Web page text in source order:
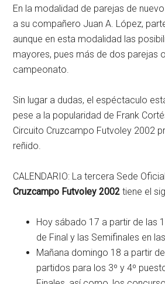
En la modalidad de parejas de
a su compañero Juan A. López,
aunque en esta modalidad las
mayores, pues más de dos parejas
campeonato.
Sin lugar a dudas, el espéctaculo
pese a la popularidad de Frank
Circuito Cruzcampo Futvoley 2002
reñido.
CALENDARIO: La tercera Sede
Cruzcampo Futvoley 2002 tiene el
Hoy sábado 17 a partir de las
de Final y las Semifinales en
Mañana domingo 18 a partir
partidos para los 3º y 4º